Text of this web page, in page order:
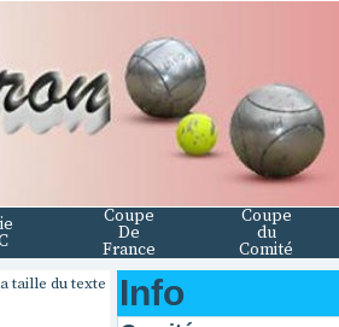
Coupe
De
France
Coupe
du
Comité
taille du texte
Info